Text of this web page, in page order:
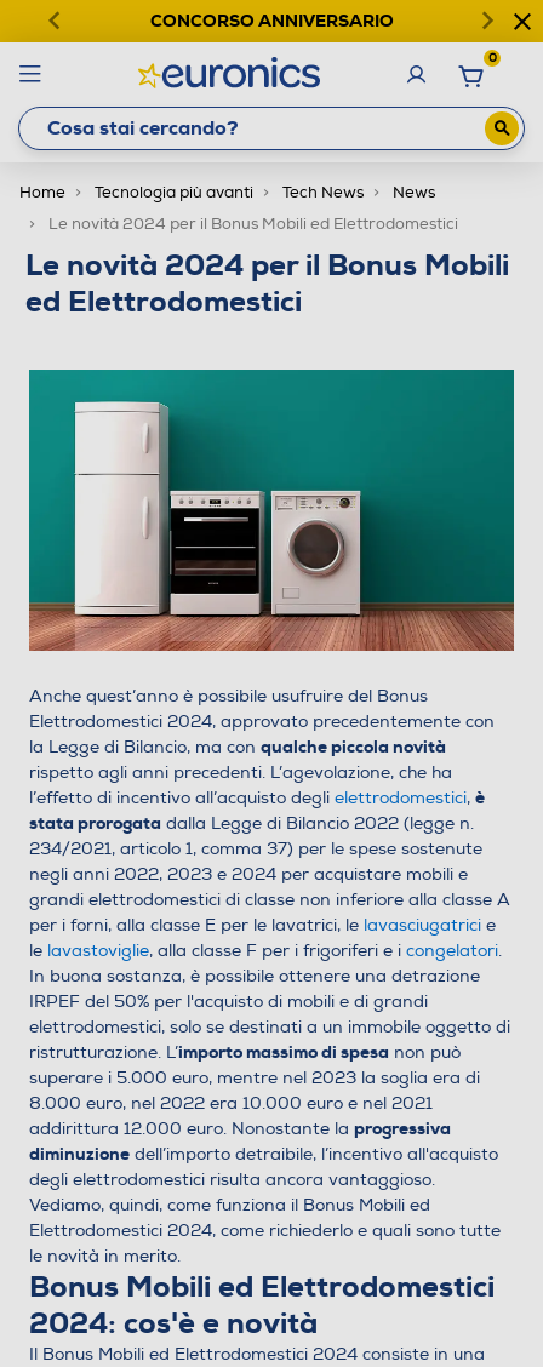
CONCORSO ANNIVERSARIO
0
Home Tecnologia più avanti Tech News
News
Le novità 2024 per il Bonus Mobili ed Elettrodomestici
Le novità 2024 per il Bonus Mobili
ed Elettrodomestici
Anche quest’anno è possibile usufruire del Bonus
Elettrodomestici 2024, approvato precedentemente con
la Legge di Bilancio, ma conqualche piccola novità
rispetto agli anni precedenti. L’agevolazione, che ha
l’effetto di incentivo all’acquisto deglielettrodomestici,è
stata prorogata dalla Legge di Bilancio 2022 (legge n.
234/2021, articolo 1, comma 37) per le spese sostenute
negli anni 2022, 2023 e 2024 per acquistare mobili e
grandi elettrodomestici di classe non inferiore alla classe A
per i forni, alla classe E per le lavatrici, le lavasciugatrici e
le lavastoviglie, alla classe F per i frigoriferi e icongelatori.
In buona sostanza, è possibile ottenere una detrazione
IRPEF del 50% per l'acquisto di mobili e di grandi
elettrodomestici, solo se destinati a un immobile oggetto di
ristrutturazione. L’importo massimo di spesa non può
superare i 5.000 euro, mentre nel 2023 la soglia era di
8.000 euro, nel 2022 era 10.000 euro e nel 2021
addirittura 12.000 euro. Nonostante laprogressiva
diminuzione dell’importo detraibile, l’incentivo all'acquisto
degli elettrodomestici risulta ancora vantaggioso.
Vediamo, quindi, come funziona il Bonus Mobili ed
Elettrodomestici 2024, come richiederlo e quali sono tutte
le novità in merito.
Bonus Mobili ed Elettrodomestici
2024: cos'è e novità
Il Bonus Mobili ed Elettrodomestici 2024 consiste in una